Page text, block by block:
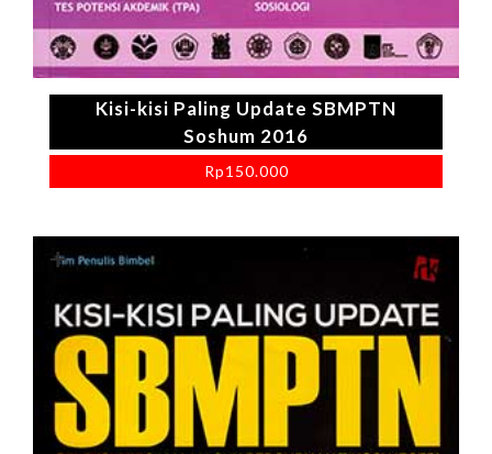
Kisi-kisi Paling Update SBMPTN
Soshum 2016
Rp150.000
+